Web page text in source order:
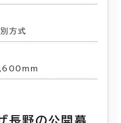
方式
長野の公開募